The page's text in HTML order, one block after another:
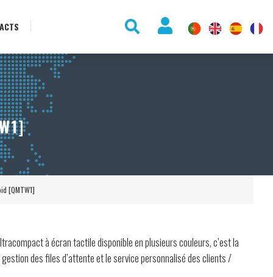
[QMTW1]
à écran tactile disponible en plusieurs couleurs, c’est la
des files d’attente et le service personnalisé des clients /